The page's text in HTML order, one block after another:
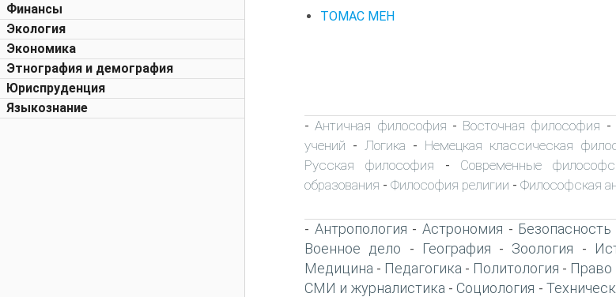
Финансы
Экология
Экономика
Этнография и демография
Юриспруденция
Языкознание
ТОМАС МЕН
-Античная философия - Восточная философия -
учений - Логика - Немецкая классическая
Русская философия - Современные
образования - Философия религии - Философская
- Антропология -Астрономия -
Военное дело - География - Зоология -
Медицина - Педагогика - Политология - Право
СМИ и журналистика - Социология -